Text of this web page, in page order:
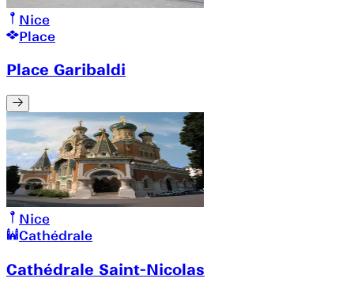
Nice
Place
Place Garibaldi
Nice
Cathédrale
Cathédrale Saint-Nicolas